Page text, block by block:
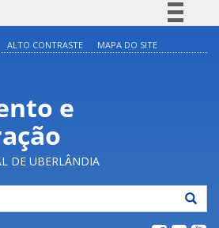
Acesso à informação
ALTO CONTRASTE MAPA DO SITE
e
DE UBERLÂNDIA